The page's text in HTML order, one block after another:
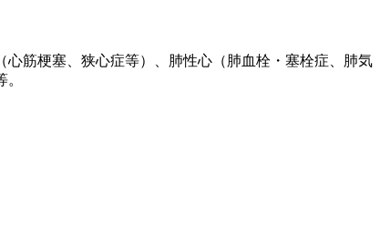
筋梗塞、狭心症等）、肺性心（肺血栓・塞栓症、肺気